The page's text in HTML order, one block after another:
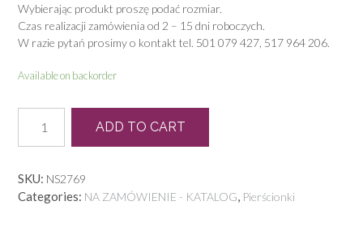
Wybierając produkt proszę podać rozmiar.
Czas realizacji zamówienia od 2 – 15 dni roboczych.
W razie pytań prosimy o kontakt tel. 501 079 427, 517 964 206.
Available on backorder
0971
quantity
ADD TO CART
SKU: NS2769
Categories: NA ZAMÓWIENIE - KATALOG, Pierścionki